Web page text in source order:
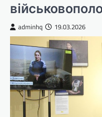
adminhq 19.03.2026